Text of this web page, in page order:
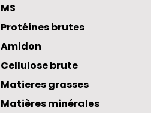
MS
Protéines brutes
Amidon
Cellulose brute
Matieres grasses
Matières minérales